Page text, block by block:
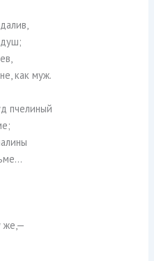
как муж.
пчелиный
же,—